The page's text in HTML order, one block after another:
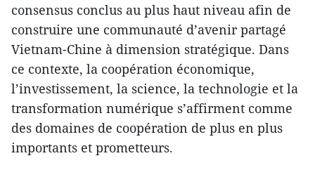
consensus conclus au plus haut niveau afin de
construire une communauté d’avenir partagé
Vietnam-Chine à dimension stratégique. Dans
ce contexte, la coopération économique,
l’investissement, la science, la technologie et la
transformation numérique s’affirment comme
des domaines de coopération de plus en plus
importants et prometteurs.